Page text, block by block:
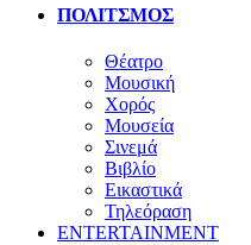
ΠΟΛΙΤΣΜΟΣ
Θέατρο
Μουσική
Χορός
Μουσεία
Σινεμά
Βιβλίο
Εικαστικά
Τηλεόραση
ENTERTAINMENT